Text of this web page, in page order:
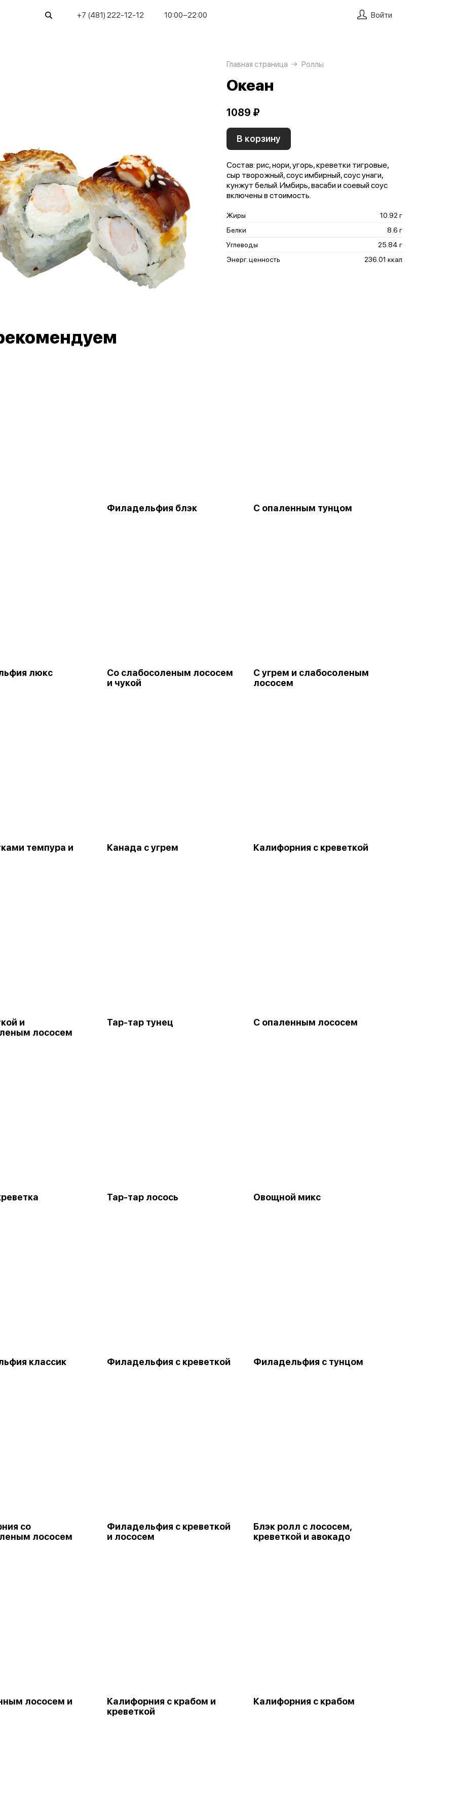
+7 (481) 222-12-12 10:00−22:00 Войти
Главная страница Роллы
Океан
1089 ₽
В корзину
Состав: рис, нори, угорь, креветки тигровые,
сыр творожный, соус имбирный, соус унаги,
кунжут белый. Имбирь, васаби и соевый соус
включены в стоимость.
Жиры
10.92 г
Белки
8.6 г
Углеводы
25.84 г
Энерг. ценность
236.01 ккал
Филадельфия блэк С опаленным тунцом
люкс
Со слабосоленым лососем
и чукой
С угрем и слабосоленым
лососем
темпура и
Канада с угрем Калифорния с креветкой
и
лососем
Тар-тар тунец С опаленным лососем
Тар-тар лосось Овощной микс
классик Филадельфия с креветкой Филадельфия с тунцом
со
лососем
Филадельфия с креветкой
и лососем
Блэк ролл с лососем,
креветкой и авокадо
лососем и
Калифорния с крабом и
креветкой
Калифорния с крабом